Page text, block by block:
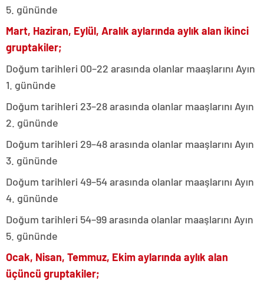
5. gününde
Mart, Haziran, Eylül, Aralık aylarında aylık alan ikinci
gruptakiler;
Doğum tarihleri 00–22 arasında olanlar maaşlarını Ayın
1. gününde
Doğum tarihleri 23–28 arasında olanlar maaşlarını Ayın
2. gününde
Doğum tarihleri 29–48 arasında olanlar maaşlarını Ayın
3. gününde
Doğum tarihleri 49–54 arasında olanlar maaşlarını Ayın
4. gününde
Doğum tarihleri 54–99 arasında olanlar maaşlarını Ayın
5. gününde
Ocak, Nisan, Temmuz, Ekim aylarında aylık alan
üçüncü gruptakiler;